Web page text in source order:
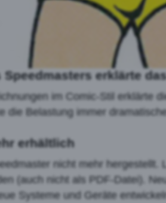
erklärte
im Comic-Stil erklärte
die Belastung immer
erhältlich
nicht mehr
(auch nicht als PDF-Datei).
Systeme und Geräte